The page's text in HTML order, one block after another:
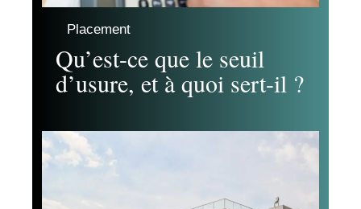
Placement
Qu’est-ce que le seuil
d’usure, et à quoi sert-il ?